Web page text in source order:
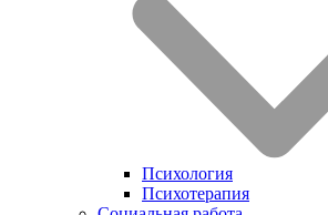
Психология
Психотерапия